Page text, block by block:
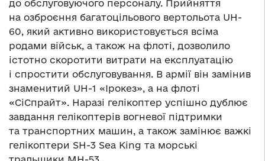
до обслуговуючого персоналу. Прийняття
на озброєння багатоцільового вертольота UH-
60, який активно використовується всіма
родами військ, а також на флоті, дозволило
істотно скоротити витрати на експлуатацію
і спростити обслуговування. В армії він замінив
знаменитий UH-1 «Ірокез», а на флоті
«СіСпрайт». Наразі гелікоптер успішно дублює
завдання гелікоптерів вогневої підтримки
та транспортних машин, а також замінює важкі
гелікоптери SH-3 Sea King та морські